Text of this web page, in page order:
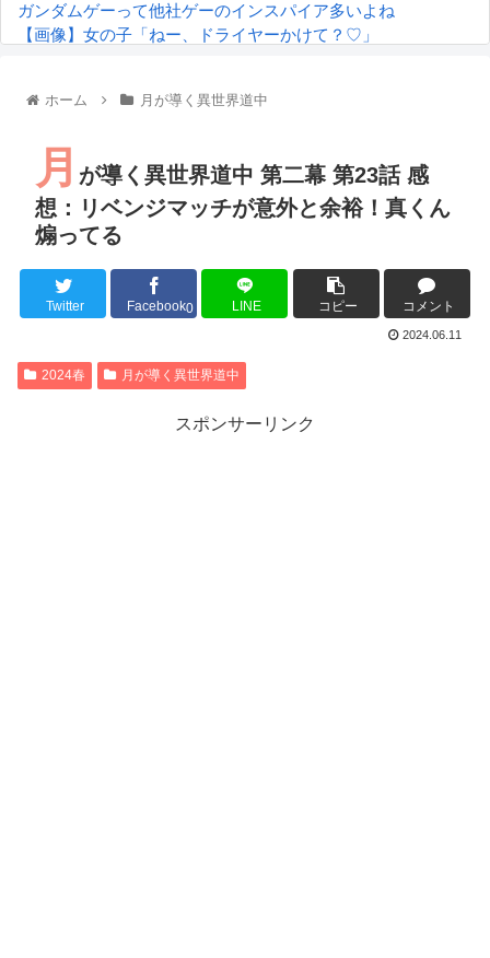
ガンダムゲーって他社ゲーのインスパイア多いよね
【画像】女の子「ねー、ドライヤーかけて？♡」
『進撃の巨人』で一番面白いところってｗｗｗｗｗ
るろうに剣心 -明治剣客浪漫譚- 京都動乱 第33話の感想
同盟、帝国、フェザーン。生まれるなら何処がいいか問題！
Powered by livedoor 相互RSS
ホーム 月が導く異世界道中
月 が導く異世界道中 第二幕 第23話 感
想：リベンジマッチが意外と余裕！真くん
煽ってる
Twitter Facebook0 LINE コピー コメント
2024.06.11
2024春 月が導く異世界道中
スポンサーリンク